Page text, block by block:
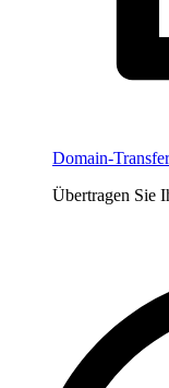
Domain-Transfer
Übertragen Sie